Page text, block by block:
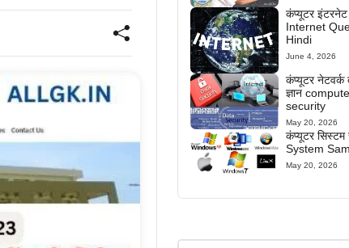
कंप्यूटर
Internet
Hindi
June 4, 2026
कंप्यूटर नेटवर्क
ज्ञान
security
May 20, 2026
कंप्यूटर सिस्टम
System
May 20, 2026